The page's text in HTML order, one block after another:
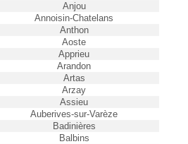
Anjou
Annoisin-Chatelans
Anthon
Aoste
Apprieu
Arandon
Artas
Arzay
Assieu
Auberives-sur-Varèze
Badinières
Balbins